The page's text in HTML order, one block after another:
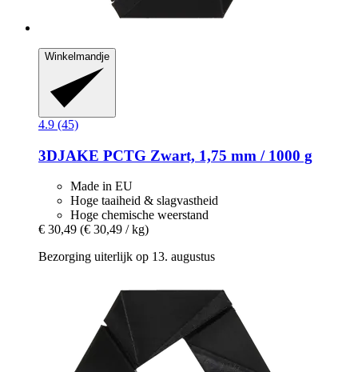
Winkelmandje
4.9 (45)
3DJAKE PCTG Zwart, 1,75 mm / 1000 g
Made in EU
Hoge taaiheid & slagvastheid
Hoge chemische weerstand
€ 30,49 (€ 30,49 / kg)
Bezorging uiterlijk op 13. augustus